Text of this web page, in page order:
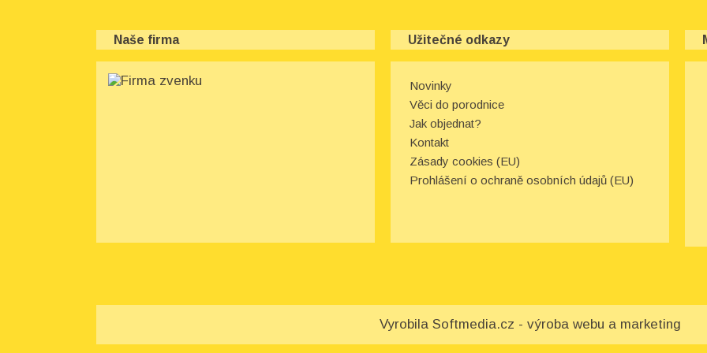
Naše firma Užitečné odkazy
Novinky
Věci do porodnice
Jak objednat?
Kontakt
Zásady cookies (EU)
Prohlášení o ochraně osobních údajů (EU)
Vyrobila Softmedia.cz - výroba webu a marketing